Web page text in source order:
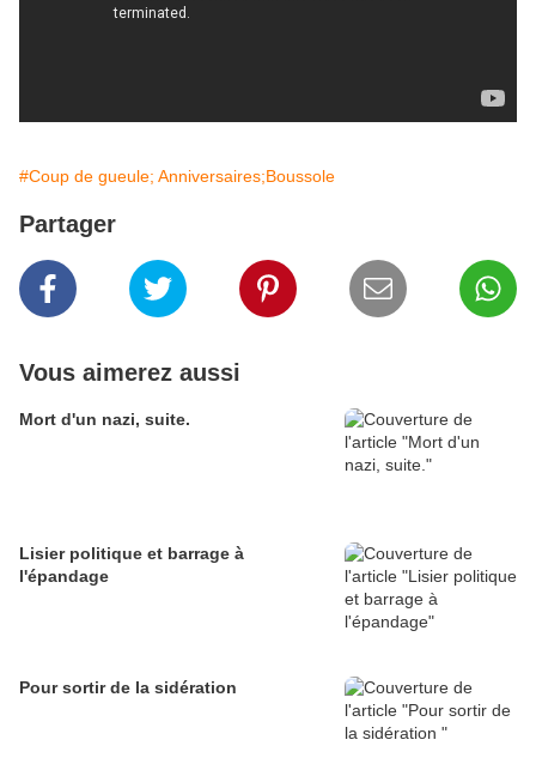
#Coup de gueule; Anniversaires;Boussole
Partager
Vous aimerez aussi
Mort d'un nazi, suite.
Lisier politique et barrage à
l'épandage
Pour sortir de la sidération